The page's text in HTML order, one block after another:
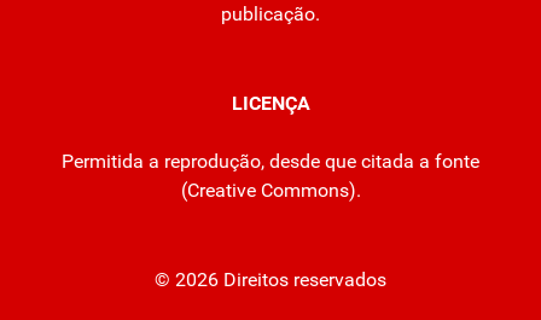
publicação.
LICENÇA
Permitida a reprodução, desde que citada a fonte
(Creative Commons).
© 2026 Direitos reservados